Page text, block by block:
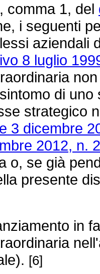
1, del
i seguenti
aziendali
8 luglio
di
strategico
3 dicembre
2012, n.
o, se già
presente
in
[6]